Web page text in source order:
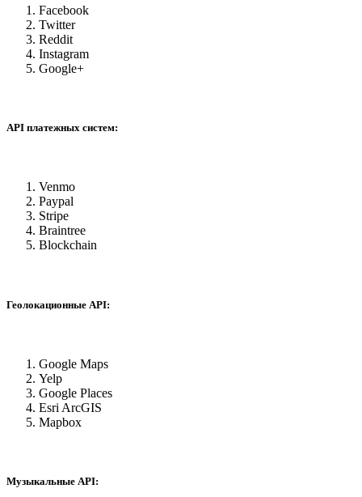
Facebook
Twitter
Reddit
Instagram
Google+
API платежных систем:
Venmo
Paypal
Stripe
Braintree
Blockchain
Геолокационные API:
Google Maps
Yelp
Google Places
Esri ArcGIS
Mapbox
Музыкальные API: